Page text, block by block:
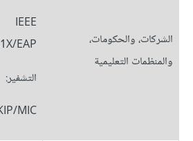
الشركات، والحكومات،
والمنظمات التعليمية
IEEE
EAP
التشفير:
MIC